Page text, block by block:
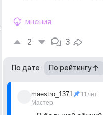
мнения
2 3
По дате По рейтингу
maestro_1371
Мастер
11лет